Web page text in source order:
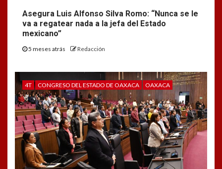
Asegura Luis Alfonso Silva Romo: “Nunca se le
va a regatear nada a la jefa del Estado
mexicano”
5 meses atrás Redacción
4T CONGRESO DEL ESTADO DE OAXACA OAXACA